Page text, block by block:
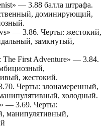
— 3.88 балла штрафа.
доминирующий,
— 3.86. Черты: жестокий,
замкнутый,
The First Adventure» — 3.84.
жестокий.
Черты: злонамеренный,
холодный.
— 3.69. Черты:
манипулятивный,